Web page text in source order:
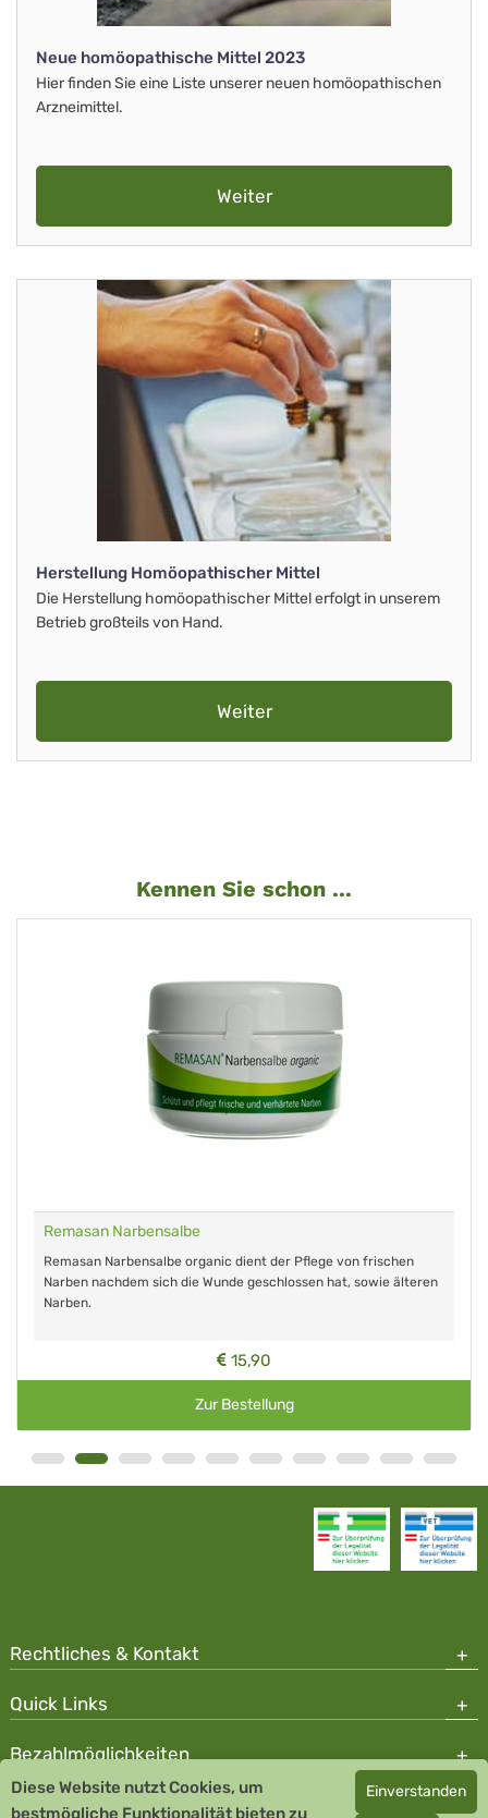
Neue homöopathische Mittel 2023
Hier finden Sie eine Liste unserer neuen homöopathischen
Arzneimittel.
Weiter
Herstellung Homöopathischer Mittel
Die Herstellung homöopathischer Mittel erfolgt in unserem
Betrieb großteils von Hand.
Weiter
Kennen Sie schon ...
Remasan Narbensalbe
Remasan Narbensalbe organic dient der Pflege von frischen
Narben nachdem sich die Wunde geschlossen hat, sowie älteren
Narben.
15,90
Zur Bestellung
Rechtliches & Kontakt
Quick Links
Bezahlmöglichkeiten
Copyright © 2026 Team Santé Salvator Apotheke - GDP zertifiziert
Diese Website nutzt Cookies, um
bestmögliche Funktionalität bieten zu
Einverstanden